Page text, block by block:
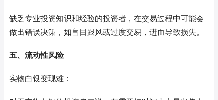
缺乏专业投资知识和经验的投资者，在交易过程中可能会
做出错误决策，如盲目跟风或过度交易，进而导致损失。
五、流动性风险
实物白银变现难：